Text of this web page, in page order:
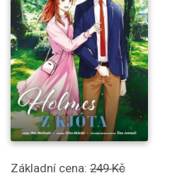
Základní cena: 249 Kč